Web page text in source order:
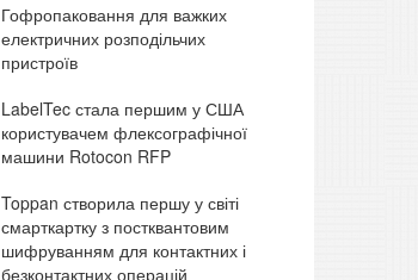
Гофропаковання для важких
електричних розподільчих
пристроїв
LabelTec стала першим у США
користувачем флексографічної
машини Rotocon RFP
Toppan створила першу у світі
смарткартку з постквантовим
шифруванням для контактних і
безконтактних операцій